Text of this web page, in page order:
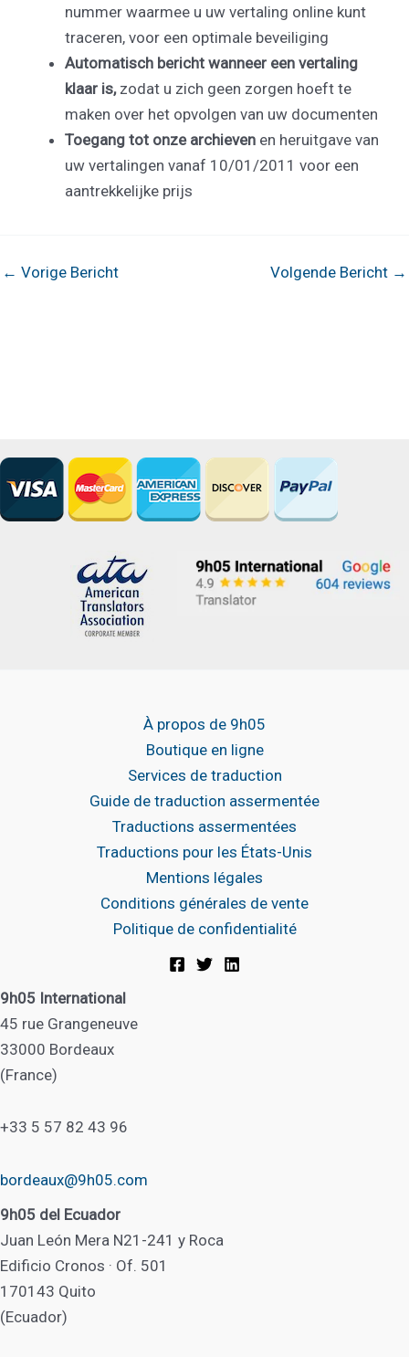
nummer waarmee u uw vertaling online kunt
traceren, voor een optimale beveiliging
Automatisch bericht wanneer een vertaling
klaar is, zodat u zich geen zorgen hoeft te
maken over het opvolgen van uw documenten
Toegang tot onze archieven en heruitgave van
uw vertalingen vanaf 10/01/2011 voor een
aantrekkelijke prijs
Bericht
← Vorige Bericht Volgende Bericht →
À propos de 9h05
Boutique en ligne
Services de traduction
Guide de traduction assermentée
Traductions assermentées
Traductions pour les États-Unis
Mentions légales
Conditions générales de vente
Politique de confidentialité
9h05 International
45 rue Grangeneuve
33000 Bordeaux
(France)
+33 5 57 82 43 96
bordeaux@9h05.com
9h05 del Ecuador
Juan León Mera N21-241 y Roca
Edificio Cronos · Of. 501
170143 Quito
(Ecuador)